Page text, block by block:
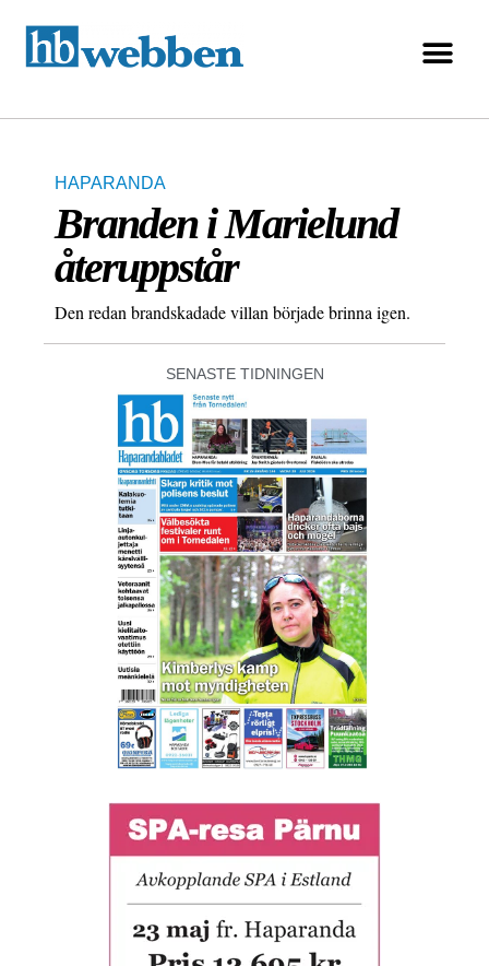
HAPARANDA
Branden i Marielund
återuppstår
Den redan brandskadade villan började brinna igen.
SENASTE TIDNINGEN